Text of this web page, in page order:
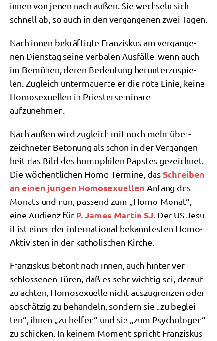
innen von jenen nach außen. Sie wech­seln sich
schnell ab, so auch in den ver­gan­ge­nen zwei Tagen.
Nach innen bekräf­tig­te Fran­zis­kus am ver­gan­ge­
nen Diens­tag sei­ne ver­ba­len Aus­fäl­le, wenn auch
im Bemü­hen, deren Bedeu­tung her­un­ter­zu­spie­
len. Zugleich unter­mau­er­te er die rote Linie, kei­ne
Homo­se­xu­el­len in Prie­ster­se­mi­na­re
aufzunehmen.
Nach außen wird zugleich mit noch mehr über­
zeich­ne­ter Beto­nung als schon in der Ver­gan­gen­
heit das Bild des homo­phi­len Pap­stes gezeich­net.
Die wöchent­li­chen Homo-Ter­mi­ne, das Schrei­ben
an einen jun­gen Homo­se­xu­el­len Anfang des
Monats und nun, pas­send zum „Homo-Monat“,
eine Audi­enz für P. James Mar­tin SJ . Der US-Jesu­
it ist einer der inter­na­tio­nal bekann­te­sten Homo-
Akti­vi­sten in der katho­li­schen Kirche.
Fran­zis­kus betont nach innen, auch hin­ter ver­
schlos­se­nen Türen, daß es sehr wich­tig sei, dar­auf
zu ach­ten, Homo­se­xu­el­le nicht aus­zu­gren­zen oder
abschät­zig zu behan­deln, son­dern sie „zu beglei­
ten“, ihnen „zu hel­fen“ und sie „zum Psy­cho­lo­gen“
zu schicken. In kei­nem Moment spricht Fran­zis­kus